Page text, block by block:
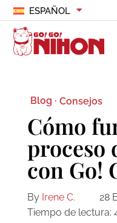
ESPAÑOL
Blog · Consejos
Cómo
proceso
con Go!
By Irene C.
28
Tiempo de lectura: